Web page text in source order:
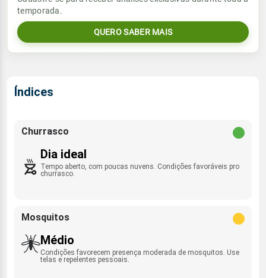
27%71%
Rajada de vento
06:34h às 18:01h
Lua
0.0mm
Umidade do ar
ENE - 4km/h
Rajada de vento
Sol
temporada.
QUERO SABER MAIS
Índices
Churrasco
Dia ideal
Tempo aberto, com poucas nuvens. Condições favoráveis pro
churrasco.
Mosquitos
Médio
Condições favorecem presença moderada de mosquitos. Use
telas e repelentes pessoais.